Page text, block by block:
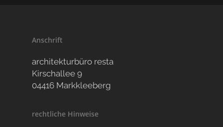
Anschrift
architekturbüro resta
Kirschallee 9
04416 Markkleeberg
rechtliche Hinweise